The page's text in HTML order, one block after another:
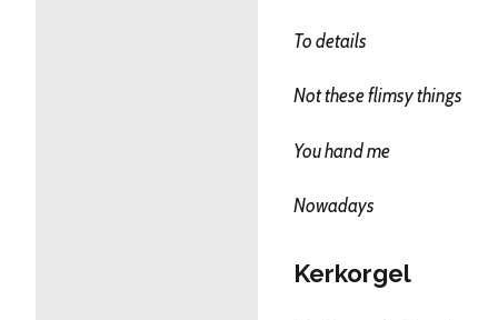
To details
Not these flimsy things
You hand me
Nowadays
Kerkorgel